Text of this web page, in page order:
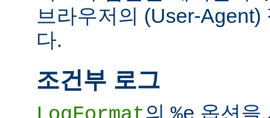
브라우저의 (User-
다.
조건부 로그
의
옵션을